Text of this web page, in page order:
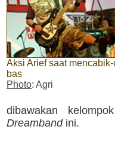
Aksi Arief saat
bas
Photo: Agri
dibawakan
Dreambandini.